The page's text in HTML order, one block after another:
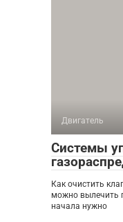
Двигатель
Системы
Как очистить
можно вылечить
начала нужно